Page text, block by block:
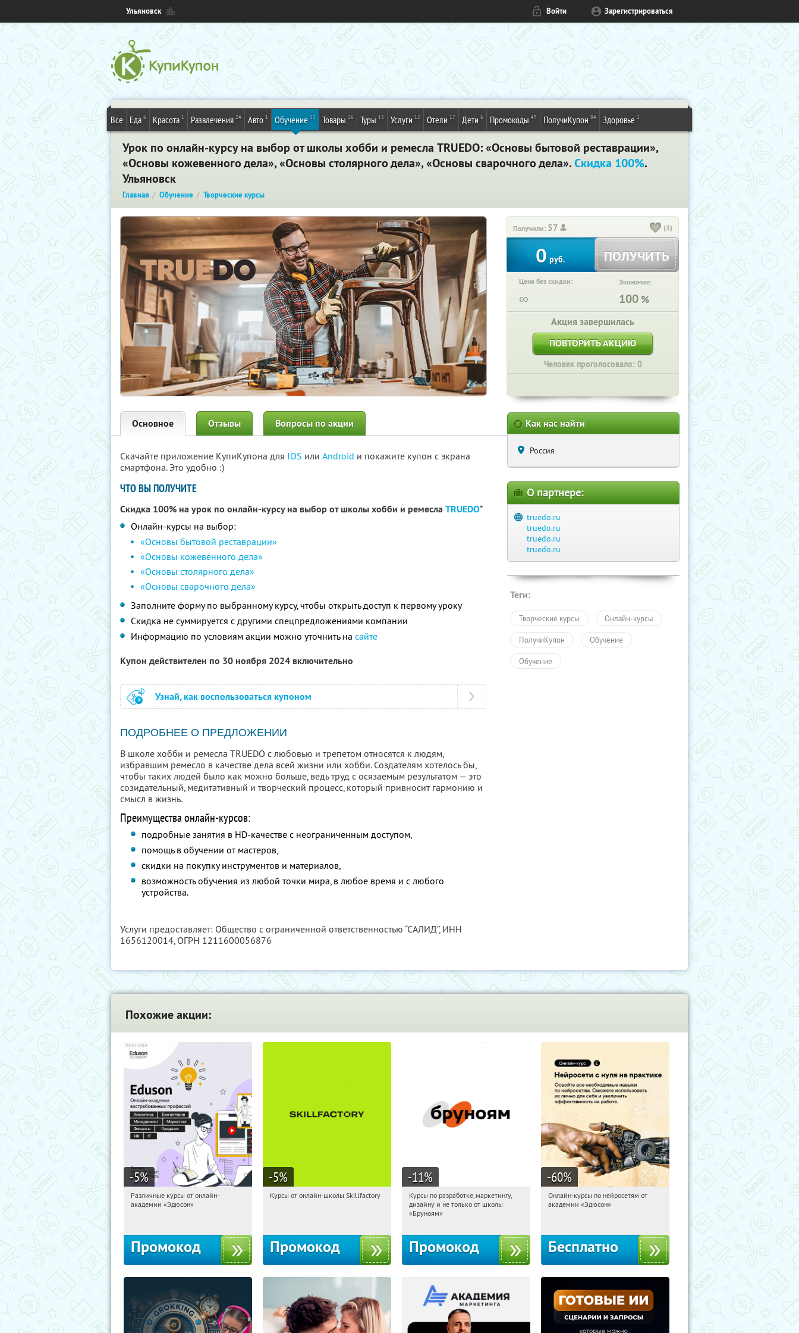
Ульяновск Войти Зарегистрироваться
Все Еда 6 Красота 1 Развлечения 24 Авто 1 Обучение 31 Товары 26 Туры 13 Услуги 12 Отели 17 Дети 6 Промокоды 49 ПолучиКупон 84 Здоровье 1
Урок по онлайн-курсу на выбор от школы хобби и ремесла TRUEDO: «Основы бытовой реставрации»,
«Основы кожевенного дела», «Основы столярного дела», «Основы сварочного дела».Скидка 100%.
Ульяновск
Главная Обучение Творческие курсы
Получили: 57 (3)
0 руб. ПОЛУЧИТЬ
Цена без скидки:
∞
Экономия:
100 %
Акция завершилась
ПОВТОРИТЬ АКЦИЮ
Человек проголосовало: 0
Основное Отзывы Вопросы по акции
Скачайте приложение КупиКупона для IOS или Android и покажите купон с экрана
смартфона. Это удобно :)
ЧТО ВЫ ПОЛУЧИТЕ
Скидка 100% на урок по онлайн-курсу на выбор от школы хобби и ремеслаTRUEDO*
Онлайн-курсы на выбор:
«Основы бытовой реставрации»
«Основы кожевенного дела»
«Основы столярного дела»
«Основы сварочного дела»
Заполните форму по выбранному курсу, чтобы открыть доступ к первому уроку
Скидка не суммируется с другими спецпредложениями компании
Информацию по условиям акции можно уточнить на сайте
Купон действителен по 30 ноября 2024 включительно
Узнай, как воспользоваться купоном
ПОДРОБНЕЕ О ПРЕДЛОЖЕНИИ
В школе хобби и ремесла TRUEDO с любовью и трепетом относятся к людям,
избравшим ремесло в качестве дела всей жизни или хобби. Создателям хотелось бы,
чтобы таких людей было как можно больше, ведь труд с осязаемым результатом — это
созидательный, медитативный и творческий процесс, который привносит гармонию и
смысл в жизнь.
Преимущества онлайн-курсов:
подробные занятия в HD-качестве с неограниченным доступом,
помощь в обучении от мастеров,
скидки на покупку инструментов и материалов,
возможность обучения из любой точки мира, в любое время и с любого
устройства.
Услуги предоставляет: Общество с ограниченной ответственностью “САЛИД”, ИНН
1656120014, ОГРН 1211600056876
Как нас найти
Россия
О партнере:
truedo.ru
truedo.ru
truedo.ru
truedo.ru
Теги:
Творческие курсы Онлайн-курсы
ПолучиКупон Обучение
Обучение
Похожие акции:
-5%
00:52:20 Получили:
Различные курсы от онлайн-
академии «Эдюсон»
Промокод
-5%
00:52:20
Получи первым!
Курсы от онлайн-школы Skillfactory
Промокод
-11%
00:52:20
Получи первым!
Россия
Курсы по разработке, маркетингу,
дизайну и не только от школы
«Бруноям»
Промокод
-60%
00:52:20 Получили:
Онлайн-курсы по нейросетям от
академии «Эдюсон»
Бесплатно